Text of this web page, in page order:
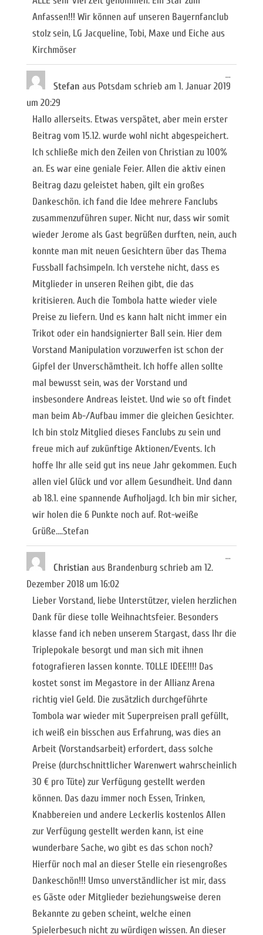
Anfassen!!! Wir können auf unseren Bayernfanclub
stolz sein, LG Jacqueline, Tobi, Maxe und Eiche aus
Kirchmöser
Stefan aus Potsdam schrieb am 1. Januar 2019
um 20:29
Hallo allerseits. Etwas verspätet, aber mein erster
Beitrag vom 15.12. wurde wohl nicht abgespeichert.
Ich schließe mich den Zeilen von Christian zu 100%
an. Es war eine geniale Feier. Allen die aktiv einen
Beitrag dazu geleistet haben, gilt ein großes
Dankeschön. ich fand die Idee mehrere Fanclubs
zusammenzuführen super. Nicht nur, dass wir somit
wieder Jerome als Gast begrüßen durften, nein, auch
konnte man mit neuen Gesichtern über das Thema
Fussball fachsimpeln. Ich verstehe nicht, dass es
Mitglieder in unseren Reihen gibt, die das
kritisieren. Auch die Tombola hatte wieder viele
Preise zu liefern. Und es kann halt nicht immer ein
Trikot oder ein handsignierter Ball sein. Hier dem
Vorstand Manipulation vorzuwerfen ist schon der
Gipfel der Unverschämtheit. Ich hoffe allen sollte
mal bewusst sein, was der Vorstand und
insbesondere Andreas leistet. Und wie so oft findet
man beim Ab-/Aufbau immer die gleichen Gesichter.
Ich bin stolz Mitglied dieses Fanclubs zu sein und
freue mich auf zukünftige Aktionen/Events. Ich
hoffe Ihr alle seid gut ins neue Jahr gekommen. Euch
allen viel Glück und vor allem Gesundheit. Und dann
ab 18.1. eine spannende Aufholjagd. Ich bin mir sicher,
wir holen die 6 Punkte noch auf. Rot-weiße
Grüße....Stefan
...
Christian aus Brandenburg schrieb am 12.
Dezember 2018 um 16:02
Lieber Vorstand, liebe Unterstützer, vielen herzlichen
Dank für diese tolle Weihnachtsfeier. Besonders
klasse fand ich neben unserem Stargast, dass Ihr die
Triplepokale besorgt und man sich mit ihnen
fotografieren lassen konnte. TOLLE IDEE!!!! Das
kostet sonst im Megastore in der Allianz Arena
richtig viel Geld. Die zusätzlich durchgeführte
Tombola war wieder mit Superpreisen prall gefüllt,
ich weiß ein bisschen aus Erfahrung, was dies an
Arbeit (Vorstandsarbeit) erfordert, dass solche
Preise (durchschnittlicher Warenwert wahrscheinlich
30 € pro Tüte) zur Verfügung gestellt werden
können. Das dazu immer noch Essen, Trinken,
Knabbereien und andere Leckerlis kostenlos Allen
zur Verfügung gestellt werden kann, ist eine
wunderbare Sache, wo gibt es das schon noch?
Hierfür noch mal an dieser Stelle ein riesengroßes
Dankeschön!!! Umso unverständlicher ist mir, dass
es Gäste oder Mitglieder beziehungsweise deren
Bekannte zu geben scheint, welche einen
Spielerbesuch nicht zu würdigen wissen. An dieser
...